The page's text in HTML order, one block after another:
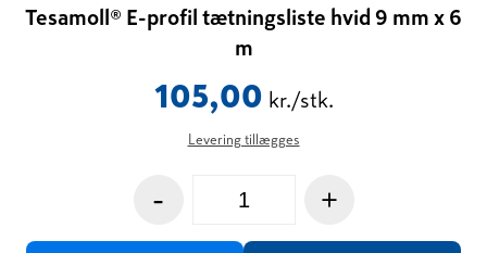
Tesamoll® E-profil tætningsliste hvid 9 mm x 6
m
105,00 kr./stk.
Levering tillægges
- +